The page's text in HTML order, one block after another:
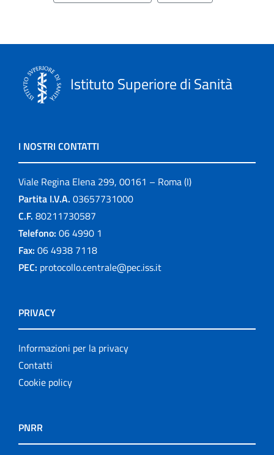
Istituto Superiore di Sanità
I NOSTRI CONTATTI
Viale Regina Elena 299, 00161 – Roma (I)
Partita I.V.A. 03657731000
C.F. 80211730587
Telefono: 06 4990 1
Fax: 06 4938 7118
PEC: protocollo.centrale@pec.iss.it
PRIVACY
Informazioni per la privacy
Contatti
Cookie policy
PNRR